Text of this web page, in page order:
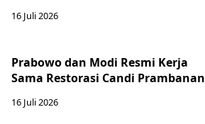
16 Juli 2026
Prabowo dan Modi Resmi Kerja
Sama Restorasi Candi Prambanan
16 Juli 2026